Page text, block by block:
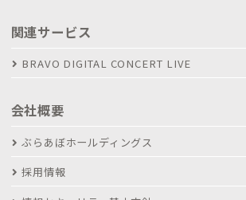
関連サービス
BRAVO DIGITAL CONCERT LIVE
会社概要
ぶらあぼホールディングス
採用情報